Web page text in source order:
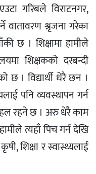
गरिबले विराटनगर,
वातावरण श्रृजना गरेका
छ । शिक्षामा हामीले
शिक्षकको दरबन्दी
। विद्यार्थी धेरै छन ।
पनि व्यवस्थापन गर्न
रहने छ । अरु धेरै काम
त्यहाँ पिच गर्न देखि
शिक्षा र स्वास्थ्यलाई